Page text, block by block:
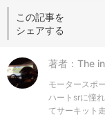
この記事を
シェアする
著者：The
モータースポ
ハートsrに憧
てサーキット